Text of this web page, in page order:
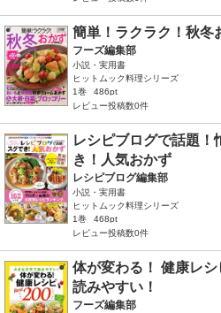
簡単！ラクラク！秋冬
フーズ編集部
小説・実用書
ヒットムック料理シリーズ
1巻
486pt
レビュー投稿数0件
レシピブログで話題！
き！人気おかず
レシピブログ編集部
小説・実用書
ヒットムック料理シリーズ
1巻
468pt
レビュー投稿数0件
体が変わる！ 健康レ
読みやすい！
フーズ編集部